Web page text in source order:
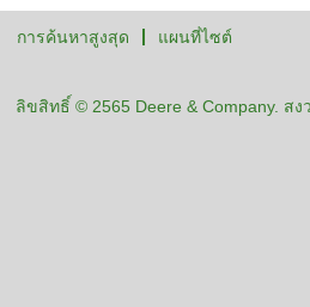
การค้นหาสูงสุด แผนที่ไซต์
ลิขสิทธิ์ © 2565 Deere & Company. ส